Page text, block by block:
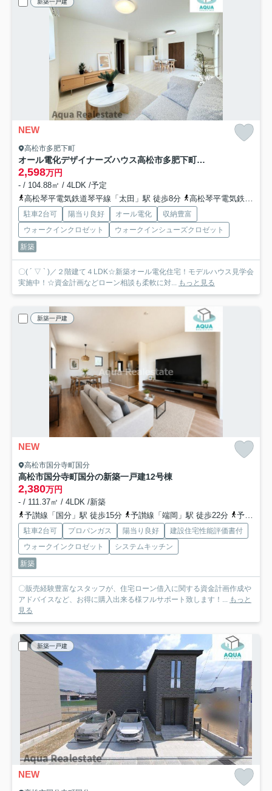
新築一戸建
NEW
高松市多肥下町
オール電化デザイナーズハウス高松市多肥下町建売②
2,598万円
- / 104.88㎡ / 4LDK /予定
高松琴平電気鉄道琴平線「太田」駅 徒歩8分
高松琴平電気鉄道琴平線「伏石」駅 徒歩21分
駐車2台可 陽当り良好 オール電化
収納豊富
ウォークインクロゼット
ウォークインシューズクロゼット
新築
〇( ´ ▽ ` )／２階建て４LDK☆新築オール電化住宅！モデルハウス見学会
実施中！☆資金計画などローン相談も柔軟に対... もっと見る
新築一戸建
NEW
高松市国分寺町国分
高松市国分寺町国分の新築一戸建12号棟
2,380万円
- / 111.37㎡ / 4LDK /新築
予讃線「国分」駅 徒歩15分
予讃線「端岡」駅 徒歩22分 予讃線「讃岐府中」駅 徒歩42分
駐車2台可 プロパンガス 陽当り良好
建設住宅性能評価書付
ウォークインクロゼット
システムキッチン
新築
〇販売経験豊富なスタッフが、住宅ローン借入に関する資金計画作成や
アドバイスなど、お得に購入出来る様フルサポート致します！... もっと
見る
新築一戸建
NEW